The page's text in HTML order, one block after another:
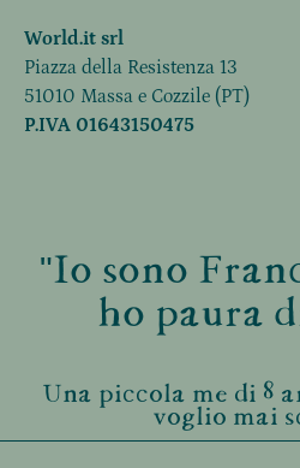
World.it srl
Piazza della Resistenza 13
51010 Massa e Cozzile (PT)
P.IVA 01643150475
"Io sono
ho paura
Una piccola me di 8
voglio mai